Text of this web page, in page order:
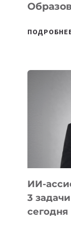
ИИ-
3
сегодня